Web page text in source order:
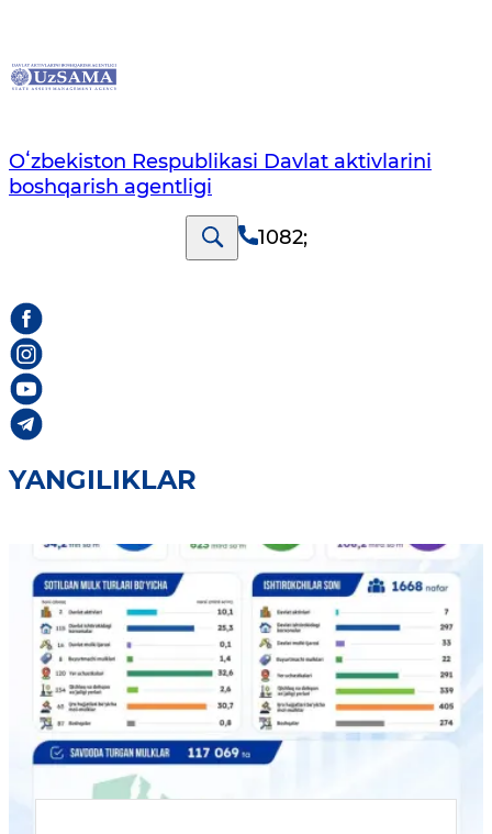
Oʻzbekiston Respublikasi Davlat aktivlarini
boshqarish agentligi
1082;
YANGILIKLAR